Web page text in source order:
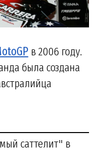
в 2006 году.
была создана
саттелит" в